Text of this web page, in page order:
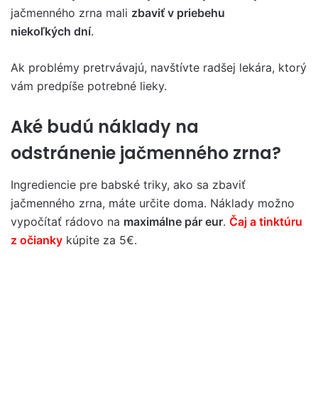
jačmenného zrna mali zbaviť v priebehu
niekoľkých dní.
Ak problémy pretrvávajú, navštívte radšej lekára, ktorý
vám predpíše potrebné lieky.
Aké budú náklady na
odstránenie jačmenného zrna?
Ingrediencie pre babské triky, ako sa zbaviť
jačmenného zrna, máte určite doma. Náklady možno
vypočítať rádovo na maximálne pár eur. Čaj a tinktúru
z očianky kúpite za 5€.